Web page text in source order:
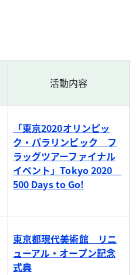
活動内容
「東京2020オリンピッ
ク・パラリンピック フ
ラッグツアーファイナル
イベント」Tokyo 2020
500 Days to Go!
東京都現代美術館 リニ
ューアル・オープン記念
式典